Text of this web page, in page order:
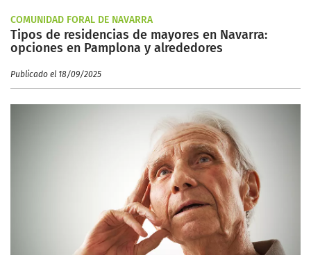
COMUNIDAD FORAL DE NAVARRA
Tipos de residencias de mayores en Navarra:
opciones en Pamplona y alrededores
Publicado el 18/09/2025